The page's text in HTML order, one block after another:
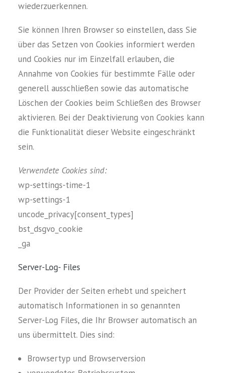
wiederzuerkennen.
Sie können Ihren Browser so einstellen, dass Sie
über das Setzen von Cookies informiert werden
und Cookies nur im Einzelfall erlauben, die
Annahme von Cookies für bestimmte Fälle oder
generell ausschließen sowie das automatische
Löschen der Cookies beim Schließen des Browser
aktivieren. Bei der Deaktivierung von Cookies kann
die Funktionalität dieser Website eingeschränkt
sein.
Verwendete Cookies sind:
wp-settings-time-1
wp-settings-1
uncode_privacy[consent_types]
bst_dsgvo_cookie
_ga
Server-Log- Files
Der Provider der Seiten erhebt und speichert
automatisch Informationen in so genannten
Server-Log Files, die Ihr Browser automatisch an
uns übermittelt. Dies sind:
Browsertyp und Browserversion